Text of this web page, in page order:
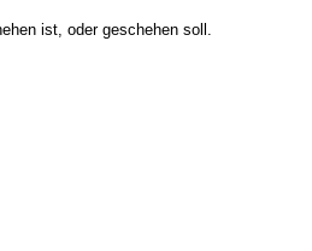
ist, oder geschehen soll.